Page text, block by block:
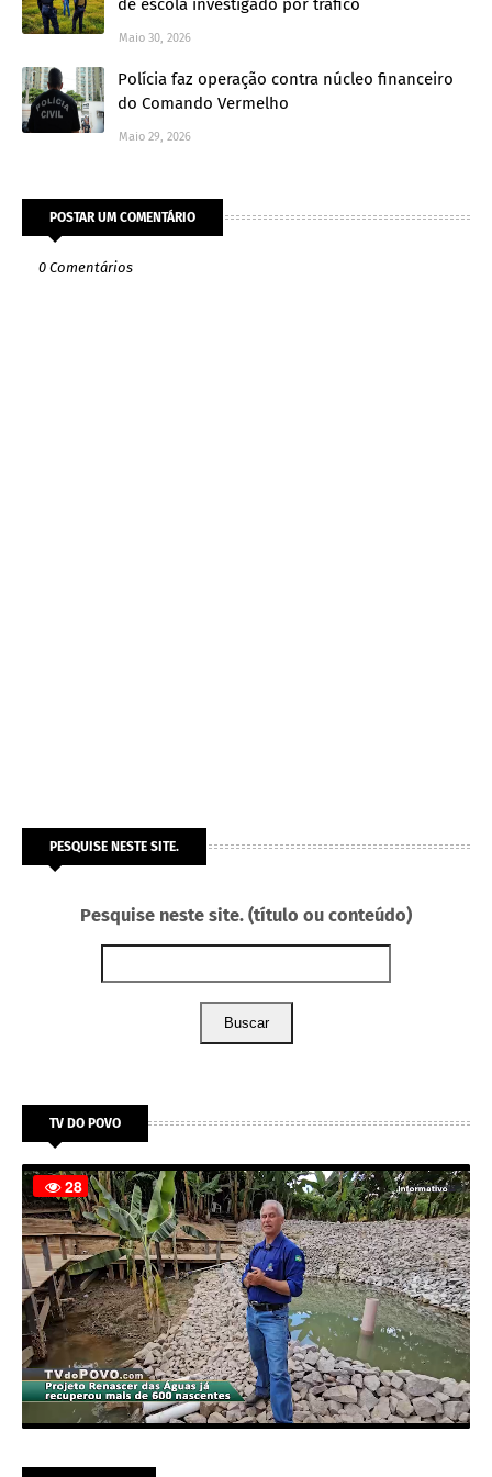
de escola investigado por tráfico
Maio 30, 2026
Polícia faz operação contra núcleo financeiro
do Comando Vermelho
Maio 29, 2026
POSTAR UM COMENTÁRIO
0 Comentários
PESQUISE NESTE SITE.
Pesquise neste site. (título ou conteúdo)
Buscar
TV DO POVO